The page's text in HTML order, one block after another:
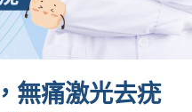
無痛激光去疣